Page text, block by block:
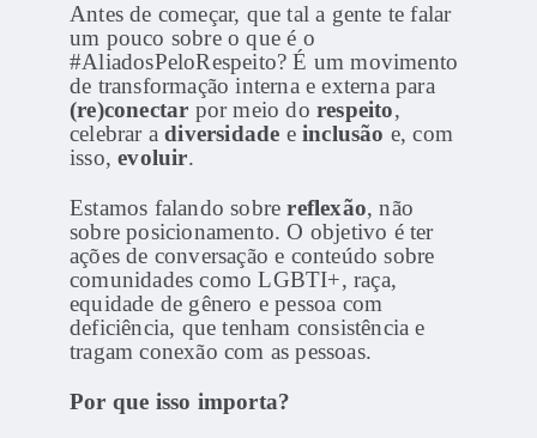
Antes de começar, que tal a gente te falar
um pouco sobre o que é o
#AliadosPeloRespeito? É um movimento
de transformação interna e externa para
(re)conectar por meio dorespeito,
celebrar adiversidade einclusão e, com
isso,evoluir.
Estamos falando sobrereflexão, não
sobre posicionamento. O objetivo é ter
ações de conversação e conteúdo sobre
comunidades como LGBTI+, raça,
equidade de gênero e pessoa com
deficiência, que tenham consistência e
tragam conexão com as pessoas.
Por que isso importa?